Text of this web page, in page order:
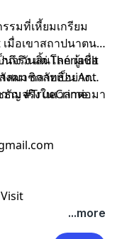
รมที่เหี้ยมเกรียม
มื่อเขาสถาปนาตน
ถึงวันสิ้นโลก ผู้เชื่อ
งคม กลายเป็น Ant
จริง แต่ Thériault
สมาชิกลัทธิอย่าง
มจริงในเวลาต่อมา
ธัญ #TrueCrime
...more